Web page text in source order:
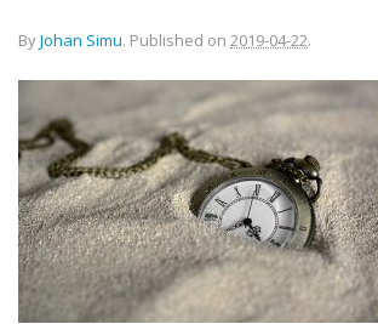
ByJohan Simu. Published on 2019-04-22.